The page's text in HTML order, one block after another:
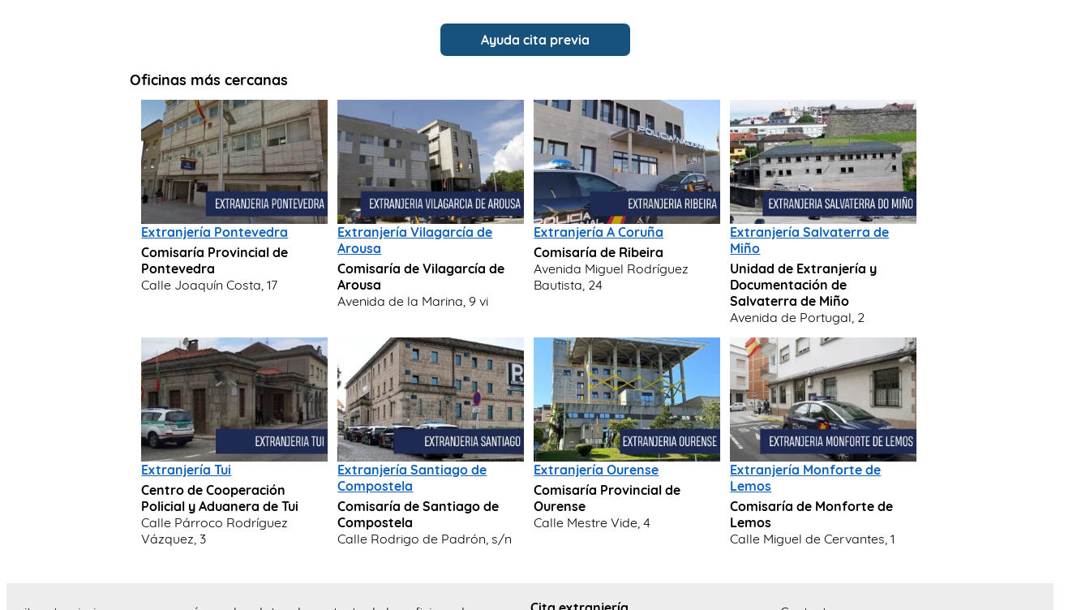
Ayuda cita previa
Oficinas más cercanas
Extranjería Pontevedra
Comisaría Provincial de
Pontevedra
Calle Joaquín Costa, 17
Extranjería Vilagarcía de
Arousa
Comisaría de Vilagarcía de
Arousa
Avenida de la Marina, 9 vi
Extranjería A Coruña
Comisaría de Ribeira
Avenida Miguel Rodríguez
Bautista, 24
Extranjería Salvaterra de
Miño
Unidad de Extranjería y
Documentación de
Salvaterra de Miño
Avenida de Portugal, 2
Extranjería Tui
Centro de Cooperación
Policial y Aduanera de Tui
Calle Párroco Rodríguez
Vázquez, 3
Extranjería Santiago de
Compostela
Comisaría de Santiago de
Compostela
Calle Rodrigo de Padrón, s/n
Extranjería Ourense
Comisaría Provincial de
Ourense
Calle Mestre Vide, 4
Extranjería Monforte de
Lemos
Comisaría de Monforte de
Lemos
Calle Miguel de Cervantes, 1